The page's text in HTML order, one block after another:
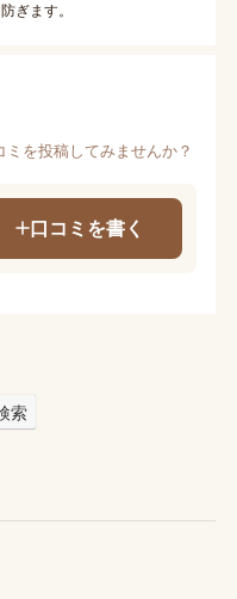
ぎます。
を投稿してみませんか？
口コミを書く
索